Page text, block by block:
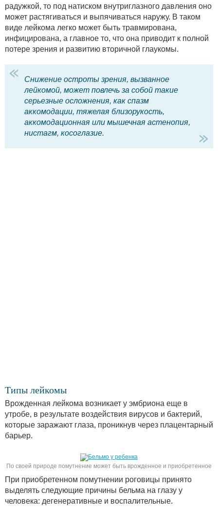
радужкой, то под натиском внутриглазного давления оно
может растягиваться и выпячиваться наружу. В таком
виде лейкома легко может быть травмирована,
инфицирована, а главное то, что она приводит к полной
потере зрения и развитию вторичной глаукомы.
Снижение остроты зрения, вызванное
лейкомой, может повлечь за собой такие
серьезные осложнения, как спазм
аккомодации, тяжелая близорукость,
аккомодационная или мышечная астенопия,
нистагм, косоглазие.
Типы лейкомы
Врожденная лейкома возникает у эмбриона еще в
утробе, в результате воздействия вирусов и бактерий,
которые заражают глаза, проникнув через плацентарный
барьер.
По своей природе помутнение может быть врожденное и приобретенное
При приобретенном помутнении роговицы принято
выделять следующие причины бельма на глазу у
человека: дегенеративные и воспалительные.